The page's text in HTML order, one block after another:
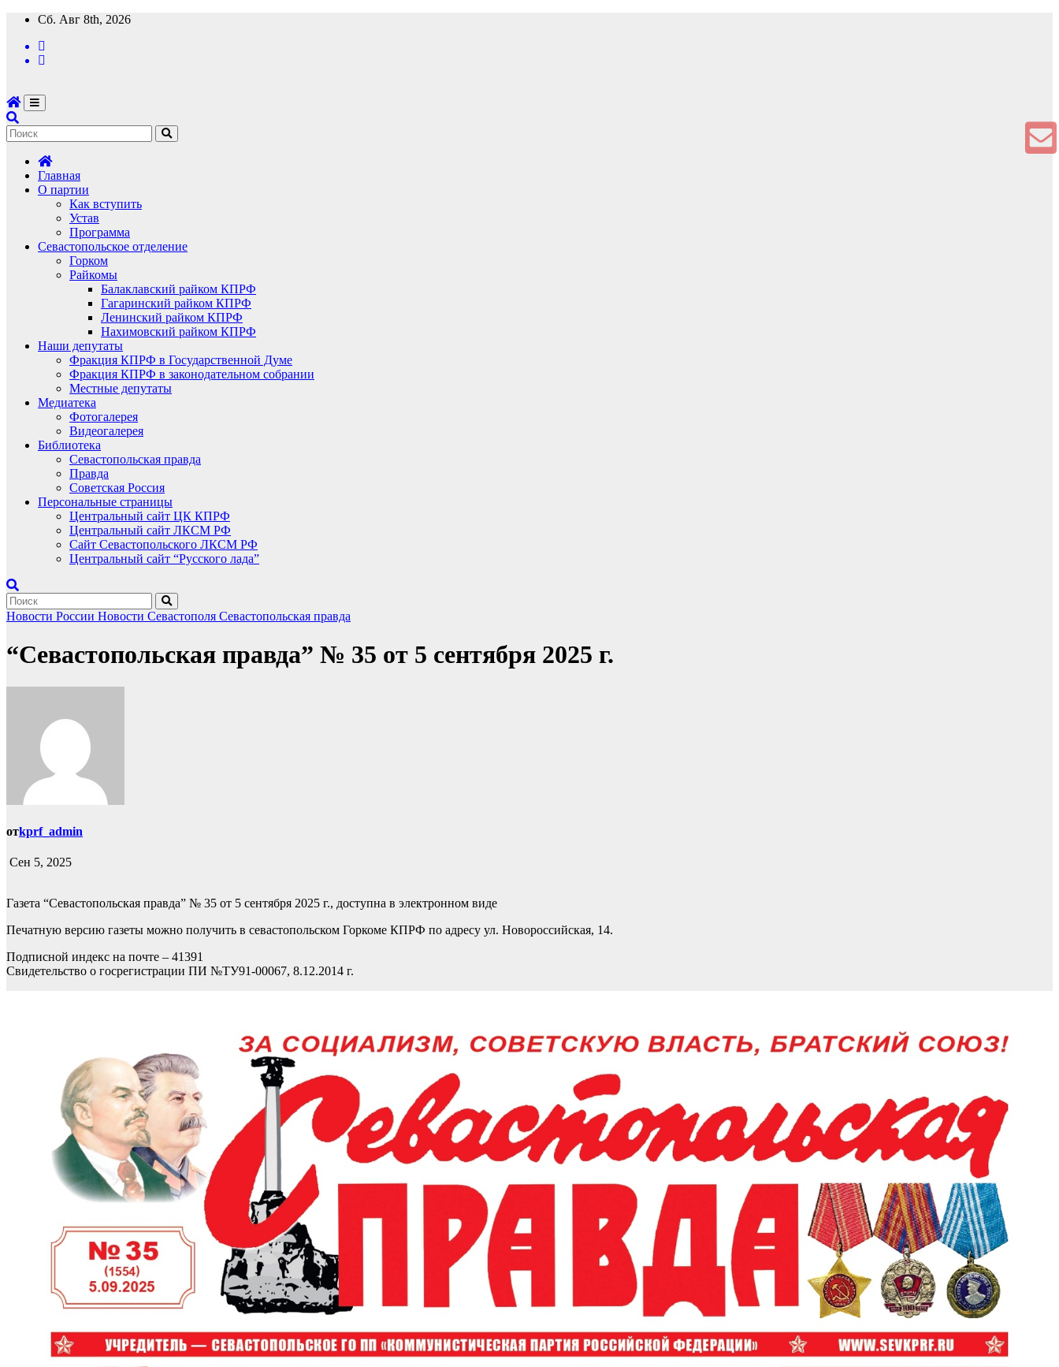
Перейти
содержимому
Сб. Авг 8th, 2026
Главная
О партии
Как вступить
Устав
Программа
Севастопольское отделение
Горком
Райкомы
Балаклавский райком КПРФ
Гагаринский райком КПРФ
Ленинский райком КПРФ
Нахимовский райком КПРФ
Наши депутаты
Фракция КПРФ в Государственной Думе
Фракция КПРФ в законодательном собрании
Местные депутаты
Медиатека
Фотогалерея
Видеогалерея
Библиотека
Севастопольская правда
Правда
Советская Россия
Персональные страницы
Центральный сайт ЦК КПРФ
Центральный сайт ЛКСМ РФ
Сайт Севастопольского ЛКСМ РФ
Центральный сайт “Русского лада”
Новости России Новости Севастополя Севастопольская правда
“Севастопольская правда” № 35 от 5 сентября 2025 г.
отkprf_admin
Сен 5, 2025
Газета “Севастопольская правда” № 35 от 5 сентября 2025 г., доступна в электронном виде
Печатную версию газеты можно получить в севастопольском Горкоме КПРФ по адресу ул. Новороссийская, 14.
Подписной индекс на почте – 41391
Свидетельство о госрегистрации ПИ №ТУ91-00067, 8.12.2014 г.